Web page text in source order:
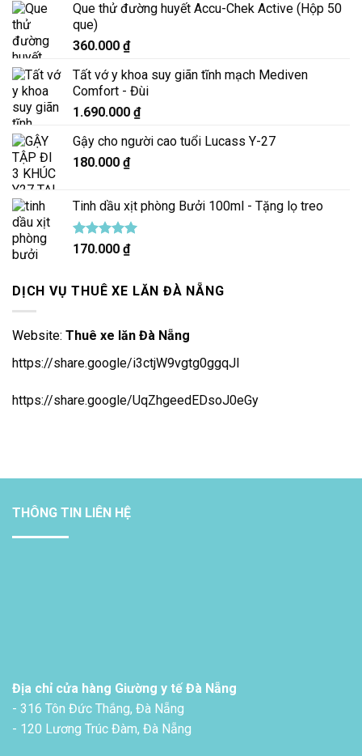
Que thử đường huyết Accu-Chek Active (Hộp 50
que)
360.000 ₫
Tất vớ y khoa suy giãn tĩnh mạch Mediven
Comfort - Đùi
1.690.000 ₫
Gậy cho người cao tuổi Lucass Y-27
180.000 ₫
Tinh dầu xịt phòng Bưởi 100ml - Tặng lọ treo
Được xếp
5.00
170.000 ₫
DỊCH VỤ THUÊ XE LĂN ĐÀ NẴNG
Website: Thuê xe lăn Đà Nẵng
https://share.google/i3ctjW9vgtg0ggqJl
https://share.google/UqZhgeedEDsoJ0eGy
THÔNG TIN LIÊN HỆ
Địa chỉ cửa hàng Giường y tế Đà Nẵng
- 316 Tôn Đức Thắng, Đà Nẵng
- 120 Lương Trúc Đàm, Đà Nẵng